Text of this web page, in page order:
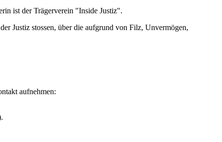
ist der Trägerverein "Inside Justiz".
Justiz stossen, über die aufgrund von Filz, Unvermögen,
aufnehmen: